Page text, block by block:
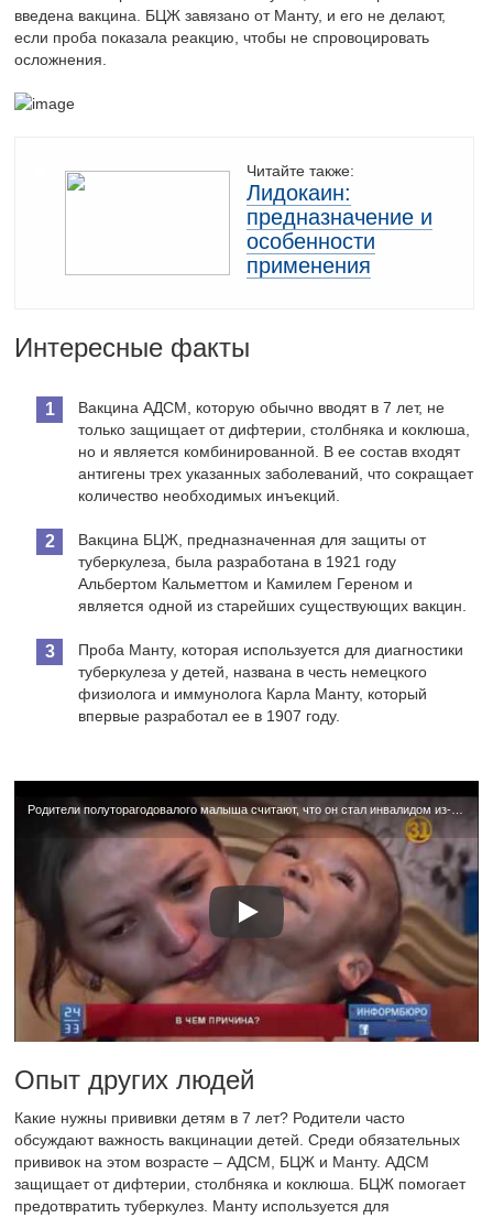
введена вакцина. БЦЖ завязано от Манту, и его не делают,
если проба показала реакцию, чтобы не спровоцировать
осложнения.
Читайте также:
Лидокаин:
предназначение и
особенности
применения
Интересные факты
Вакцина АДСМ, которую обычно вводят в 7 лет, не
только защищает от дифтерии, столбняка и коклюша,
но и является комбинированной. В ее состав входят
антигены трех указанных заболеваний, что сокращает
количество необходимых инъекций.
Вакцина БЦЖ, предназначенная для защиты от
туберкулеза, была разработана в 1921 году
Альбертом Кальметтом и Камилем Гереном и
является одной из старейших существующих вакцин.
Проба Манту, которая используется для диагностики
туберкулеза у детей, названа в честь немецкого
физиолога и иммунолога Карла Манту, который
впервые разработал ее в 1907 году.
Опыт других людей
Какие нужны прививки детям в 7 лет? Родители часто
обсуждают важность вакцинации детей. Среди обязательных
прививок на этом возрасте – АДСМ, БЦЖ и Манту. АДСМ
защищает от дифтерии, столбняка и коклюша. БЦЖ помогает
предотвратить туберкулез. Манту используется для